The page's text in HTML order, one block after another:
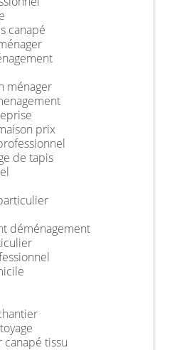
canapé
ménager
prix
de tapis
déménagement
tissu